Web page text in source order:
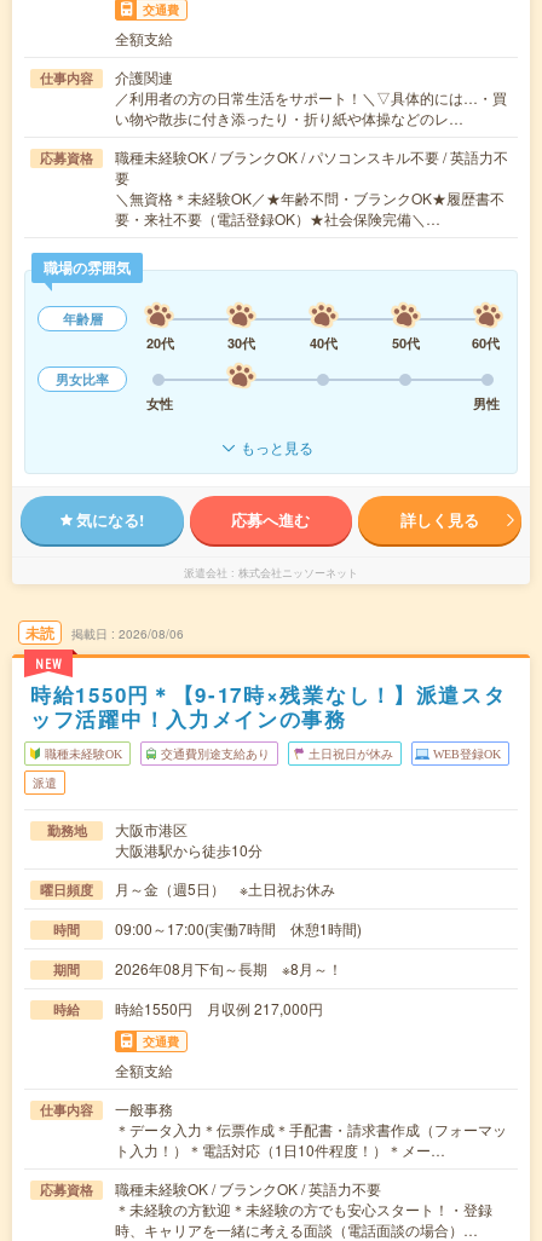
交通費
全額支給
仕事内容
介護関連
／利用者の方の日常生活をサポート！＼▽具体的には…・買
い物や散歩に付き添ったり・折り紙や体操などのレ…
応募資格
職種未経験OK / ブランクOK / パソコンスキル不要 / 英語力不
要
＼無資格＊未経験OK／★年齢不問・ブランクOK★履歴書不
要・来社不要（電話登録OK）★社会保険完備＼…
職場の雰囲気
年齢層
20代
30代 40代 50代
60代
男女比率
女性
男性
もっと見る
気になる! 応募へ進む 詳しく見る
派遣会社 株式会社ニッソーネット
未読
NEW
掲載日 2026/08/06
時給1550円＊【9-17時×残業なし！】派遣スタ
ッフ活躍中！入力メインの事務
職種未経験OK 交通費別途支給あり 土日祝日が休み WEB登録OK
派遣
勤務地
大阪市港区
大阪港駅から徒歩10分
曜日頻度 月～金（週5日） ※土日祝お休み
時間 09:00～17:00(実働7時間 休憩1時間)
期間 2026年08月下旬～長期 ※8月～！
時給 時給1550円 月収例 217,000円
交通費
全額支給
仕事内容
一般事務
＊データ入力＊伝票作成＊手配書・請求書作成（フォーマッ
ト入力！）＊電話対応（1日10件程度！）＊メー…
応募資格
職種未経験OK / ブランクOK / 英語力不要
＊未経験の方歓迎＊未経験の方でも安心スタート！・登録
時、キャリアを一緒に考える面談（電話面談の場合）…